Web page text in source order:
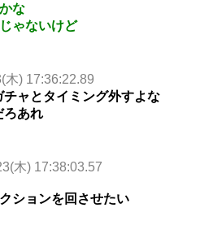
な
ゃないけど
木) 17:36:22.89
ャとタイミング外すよな
ろあれ
木) 17:38:03.57
ションを回させたい